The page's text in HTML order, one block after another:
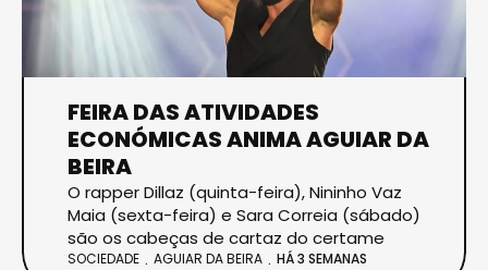
FEIRA DAS ATIVIDADES
ECONÓMICAS ANIMA AGUIAR DA
BEIRA
O rapper Dillaz (quinta-feira), Nininho Vaz
Maia (sexta-feira) e Sara Correia (sábado)
são os cabeças de cartaz do certame
SOCIEDADE AGUIAR DA BEIRA HÁ 3 SEMANAS